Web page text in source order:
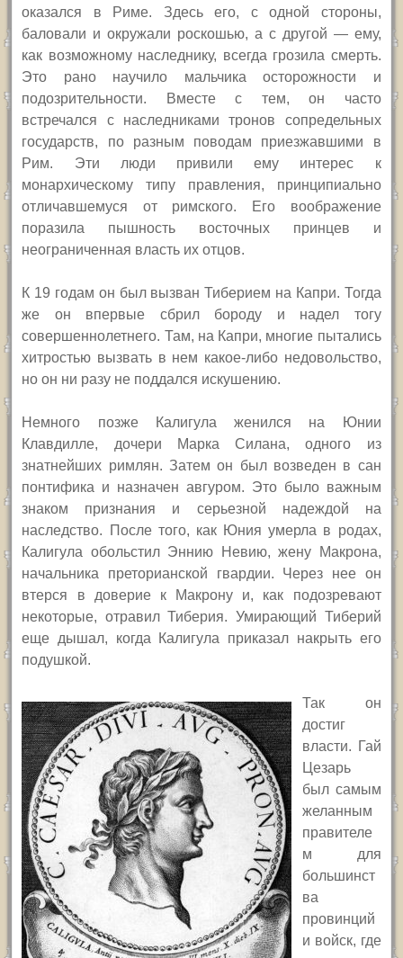
оказался в Риме. Здесь его, с одной стороны,
баловали и окружали роскошью, а с другой — ему,
как возможному наследнику, всегда грозила смерть.
Это рано научило мальчика осторожности и
подозрительности. Вместе с тем, он часто
встречался с наследниками тронов сопредельных
государств, по разным поводам приезжавшими в
Рим. Эти люди привили ему интерес к
монархическому типу правления, принципиально
отличавшемуся от римского. Его воображение
поразила пышность восточных принцев и
неограниченная власть их отцов.
К 19 годам он был вызван Тиберием на Капри. Тогда
же он впервые сбрил бороду и надел тогу
совершеннолетнего. Там, на Капри, многие пытались
хитростью вызвать в нем какое-либо недовольство,
но он ни разу не поддался искушению.
Немного позже Калигула женился на Юнии
Клавдилле, дочери Марка Силана, одного из
знатнейших римлян. Затем он был возведен в сан
понтифика и назначен авгуром. Это было важным
знаком признания и серьезной надеждой на
наследство. После того, как Юния умерла в родах,
Калигула обольстил Эннию Невию, жену Макрона,
начальника преторианской гвардии. Через нее он
втерся в доверие к Макрону и, как подозревают
некоторые, отравил Тиберия. Умирающий Тиберий
еще дышал, когда Калигула приказал накрыть его
подушкой.
Так он
достиг
власти. Гай
Цезарь
был самым
желанным
правителе
м для
большинст
ва
провинций
и войск, где